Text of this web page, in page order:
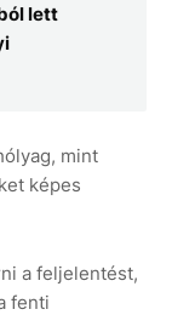
lett
mint
képes
a feljelentést,
fenti